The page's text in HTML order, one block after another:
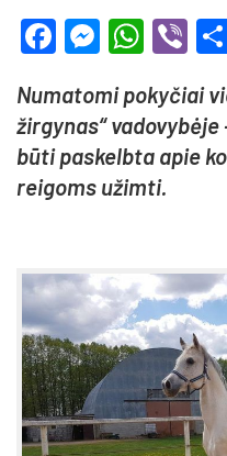
Facebook
Nu­ma­to­mi po­ky­čiai
žir­gy­nas“
bū­ti pa­skelb­ta apie
rei­goms užim­ti.